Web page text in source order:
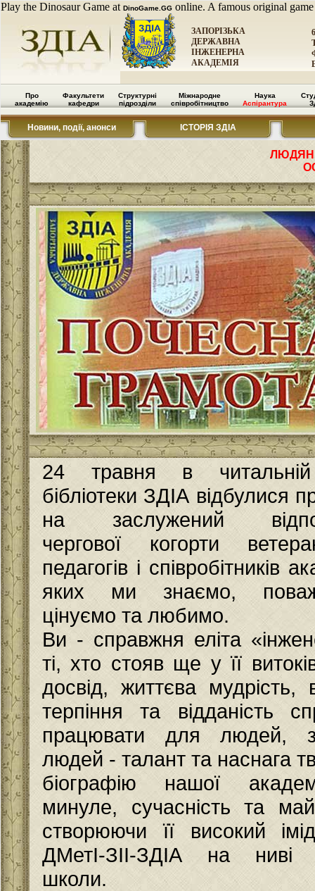
Play the Dinosaur Game at DinoGame.GG online. A famous original
ЗАПОРІЗЬКА
ДЕРЖАВНА
ІНЖЕНЕРНА
АКАДЕМІЯ
Про
академію
Факультети
кафедри
Структурні
підрозділи
Міжнародне
співробітництво
Наука
Аспірантура
Новини, події, анонси ІСТОРІЯ ЗДІА
24 травня в
бібліотеки ЗДІА відбулися
на заслужений
чергової когорти
педагогів і співробітників
яких ми знаємо,
цінуємо та любимо.
Ви - справжня еліта
ті, хто стояв ще у її
досвід, життєва мудрість,
терпіння та відданість
працювати для людей,
людей - талант та наснага
біографію нашої
минуле, сучасність та
створюючи її високий
ДМетІ-ЗІІ-ЗДІА на ниві
школи.